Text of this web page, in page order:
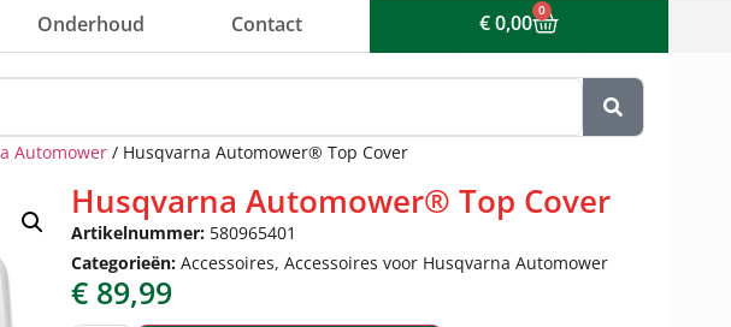
Onderhoud Contact €0,00 0
Automower / Husqvarna Automower® Top Cover
Husqvarna Automower® Top Cover
Artikelnummer: 580965401
Categorieën: Accessoires, Accessoires voor Husqvarna Automower
€ 89,99